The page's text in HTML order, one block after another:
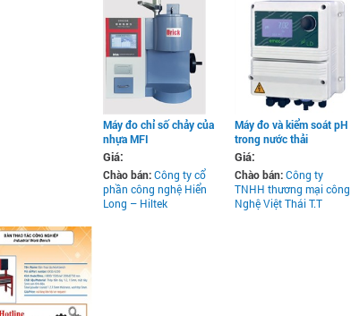
Máy đo chỉ số chảy của
nhựa MFI
Giá:
Chào bán:Công ty cổ
phần công nghệ Hiển
Long – Hiltek
Máy đo và kiểm soát pH
trong nước thải
Giá:
Chào bán:Công ty
TNHH thương mại công
Nghệ Việt Thái T.T